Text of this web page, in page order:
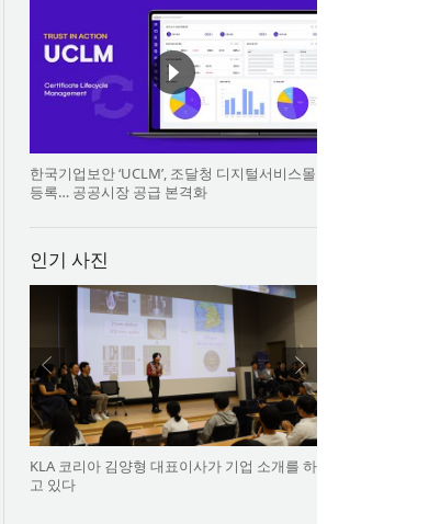
한국기업보안 ‘UCLM’, 조달청 디지털서비스몰
등록… 공공시장 공급 본격화
인기 사진
KLA 코리아 김양형 대표이사가 기업 소개를 하
고 있다